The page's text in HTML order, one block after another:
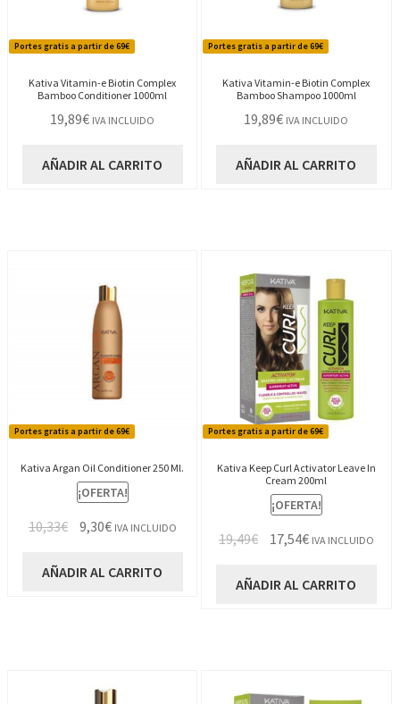
Portes gratis a partir de 69€
Kativa Vitamin-e Biotin Complex
Bamboo Conditioner 1000ml
19,89€ IVA INCLUIDO
AÑADIR AL CARRITO
Portes gratis a partir de 69€
Kativa Vitamin-e Biotin Complex
Bamboo Shampoo 1000ml
19,89€ IVA INCLUIDO
AÑADIR AL CARRITO
Portes gratis a partir de 69€
Kativa Argan Oil Conditioner 250 Ml.
¡OFERTA!
10,33€ El
original
9,30€El
actual
IVA INCLUIDO
AÑADIR AL CARRITO
Portes gratis a partir de 69€
Kativa Keep Curl Activator Leave In
Cream 200ml
¡OFERTA!
19,49€
El
original
17,54€El
actual
IVA INCLUIDO
AÑADIR AL CARRITO